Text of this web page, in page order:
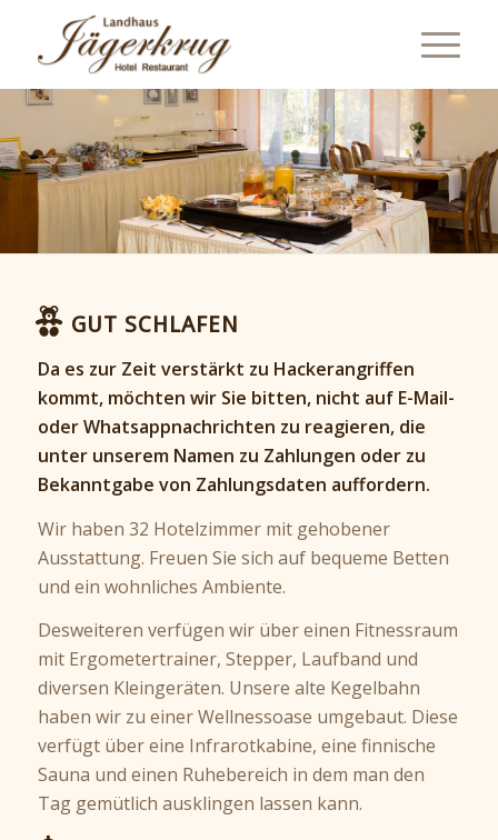
GUT SCHLAFEN
Da es zur Zeit verstärkt zu Hackerangriffen
kommt, möchten wir Sie bitten, nicht auf E-Mail-
oder Whatsappnachrichten zu reagieren, die
unter unserem Namen zu Zahlungen oder zu
Bekanntgabe von Zahlungsdaten auffordern.
Wir haben 32 Hotelzimmermit gehobener
Ausstattung. Freuen Sie sich auf bequeme Betten
und ein wohnliches Ambiente.
Desweiteren verfügen wir über einen Fitnessraum
mit Ergometertrainer, Stepper, Laufband und
diversen Kleingeräten. Unsere alte Kegelbahn
haben wir zu einer Wellnessoase umgebaut. Diese
verfügt über eine Infrarotkabine, eine finnische
Sauna und einen Ruhebereich in dem man den
Tag gemütlich ausklingen lassen kann.